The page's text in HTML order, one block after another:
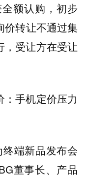
额认购，初步
价转让不通过集
，受让方在受让
手机定价压力
端新品发布会
董事长、产品